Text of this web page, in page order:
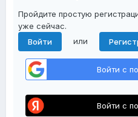
Пройдите простую
уже сейчас.
Войти
или
Войти с
Войти с